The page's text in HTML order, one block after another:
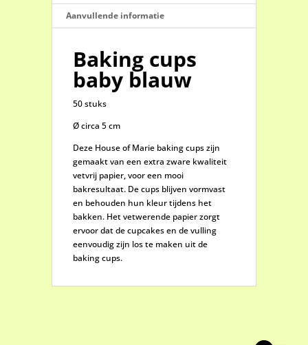
Aanvullende informatie
Baking cups
baby blauw
50 stuks
Ø circa 5 cm
Deze House of Marie baking cups zijn
gemaakt van een extra zware kwaliteit
vetvrij papier, voor een mooi
bakresultaat. De cups blijven vormvast
en behouden hun kleur tijdens het
bakken. Het vetwerende papier zorgt
ervoor dat de cupcakes en de vulling
eenvoudig zijn los te maken uit de
baking cups.